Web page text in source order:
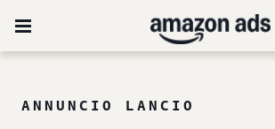
ANNUNCIO LANCIO